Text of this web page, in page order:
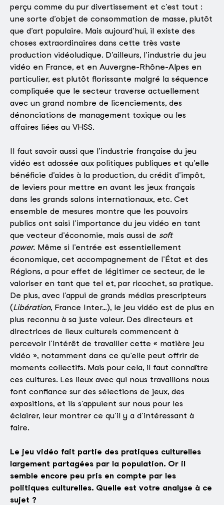
perçu comme du pur divertissement et c’est tout :
une sorte d’objet de consommation de masse, plutôt
que d’art populaire. Mais aujourd’hui, il existe des
choses extraordinaires dans cette très vaste
production vidéoludique. D’ailleurs, l’industrie du jeu
vidéo en France, et en Auvergne-Rhône-Alpes en
particulier, est plutôt florissante malgré la séquence
compliquée que le secteur traverse actuellement
avec un grand nombre de licenciements, des
dénonciations de management toxique ou les
affaires liées au VHSS.
Il faut savoir aussi que l’industrie française du jeu
vidéo est adossée aux politiques publiques et qu’elle
bénéficie d’aides à la production, du crédit d’impôt,
de leviers pour mettre en avant les jeux français
dans les grands salons internationaux, etc. Cet
ensemble de mesures montre que les pouvoirs
publics ont saisi l’importance du jeu vidéo en tant
que vecteur d’économie, mais aussi de soft
power. Même si l’entrée est essentiellement
économique, cet accompagnement de l’État et des
Régions, a pour effet de légitimer ce secteur, de le
valoriser en tant que tel et, par ricochet, sa pratique.
De plus, avec l’appui de grands médias prescripteurs
(Libération, France Inter…), le jeu vidéo est de plus en
plus reconnu à sa juste valeur. Des directeurs et
directrices de lieux culturels commencent à
percevoir l’intérêt de travailler cette « matière jeu
vidéo », notamment dans ce qu’elle peut offrir de
moments collectifs. Mais pour cela, il faut connaître
ces cultures. Les lieux avec qui nous travaillons nous
font confiance sur des sélections de jeux, des
expositions, et ils s’appuient sur nous pour les
éclairer, leur montrer ce qu’il y a d’intéressant à
faire.
Le jeu vidéo fait partie des pratiques culturelles
largement partagées par la population. Or il
semble encore peu pris en compte par les
politiques culturelles. Quelle est votre analyse à ce
sujet ?